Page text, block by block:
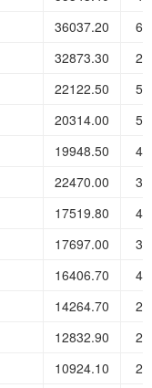
36037.20
32873.30
22122.50
20314.00
19948.50
22470.00
17519.80
17697.00
16406.70
14264.70
12832.90
10924.10